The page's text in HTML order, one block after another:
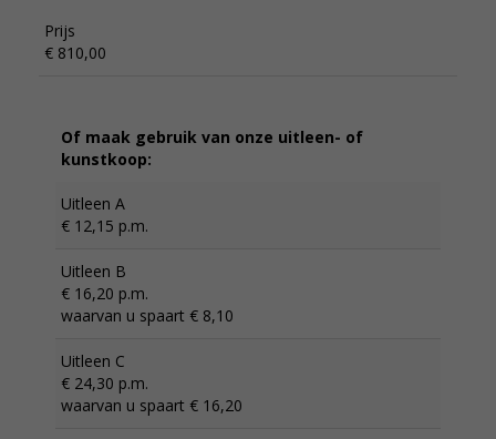
Prijs
€ 810,00
Of maak gebruik van onze uitleen- of
kunstkoop:
Uitleen A
€ 12,15 p.m.
Uitleen B
€ 16,20 p.m.
waarvan u spaart € 8,10
Uitleen C
€ 24,30 p.m.
waarvan u spaart € 16,20